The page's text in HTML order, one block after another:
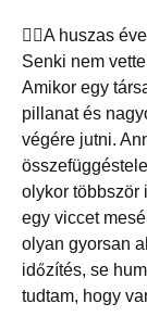
🤦‍♀️A huszas
Senki nem
Amikor egy
pillanat és
végére jutni.
olykor többször
egy viccet
olyan gyorsan
időzítés, se
tudtam, hogy